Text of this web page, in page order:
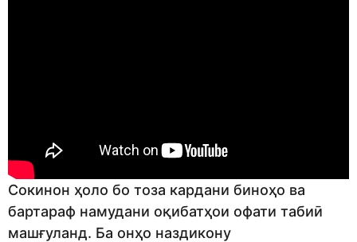
Сокинон ҳоло бо тоза кардани биноҳо ва
бартараф намудани оқибатҳои офати табиӣ
машғуланд. Ба онҳо наздикону